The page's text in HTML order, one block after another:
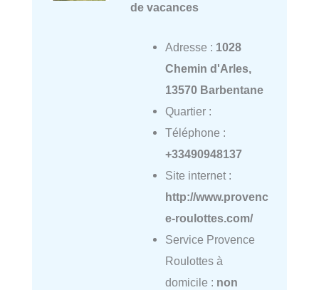
de vacances
Adresse : 1028
Chemin d'Arles,
13570 Barbentane
Quartier :
Téléphone :
+33490948137
Site internet :
http://www.provenc
e-roulottes.com/
Service Provence
Roulottes à
domicile : non